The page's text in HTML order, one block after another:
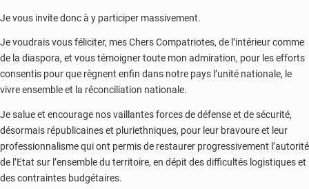
Je vous invite donc à y participer massivement.
Je voudrais vous féliciter, mes Chers Compatriotes, de l’intérieur comme
de la diaspora, et vous témoigner toute mon admiration, pour les efforts
consentis pour que règnent enfin dans notre pays l’unité nationale, le
vivre ensemble et la réconciliation nationale.
Je salue et encourage nos vaillantes forces de défense et de sécurité,
désormais républicaines et pluriethniques, pour leur bravoure et leur
professionnalisme qui ont permis de restaurer progressivement l’autorité
de l’Etat sur l’ensemble du territoire, en dépit des difficultés logistiques et
des contraintes budgétaires.